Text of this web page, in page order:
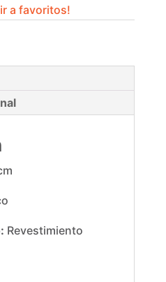
a favoritos!
Revestimiento